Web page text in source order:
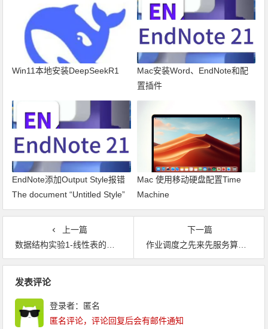
Win11本地安装DeepSeekR1
Mac安装Word、EndNote和配
置插件
EndNote添加Output Style报错
The document “Untitled Style”
could not be saved as The file
Mac 使用移动硬盘配置Time
Machine
上一篇
数据结构实验1-线性表的顺序实现
下一篇
作业调度之先来先服务算法C语言实现
发表评论
登录者：匿名
匿名评论，评论回复后会有邮件通知